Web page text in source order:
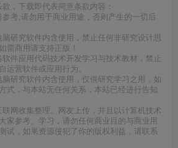
，下载即代表同意条款内容：
考,请勿用于商业用途，否则产生的一切后
研究软件内含使用，禁止任何非研究设计思
需商用请支持正版！
件应用代码技术开发学习与技术教材，禁止
运营软件或应用行为。
研究软件内含使用，仅供研究学习之用，如
式，与本站无任何关系，本站已经进行告知
网收集整理、网友上传，并且以计算机技术
家参考、学习，请勿任何商业目的与商业用
试，如果资源侵犯了你的版权利益，请联系